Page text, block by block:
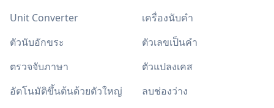
Unit Converter
เครื่องนับคำ
ตัวนับอักขระ
ตัวเลขเป็นคำ
ตรวจจับภาษา
ตัวแปลงเคส
อัตโนมัติขึ้นต้นด้วยตัวใหญ่
ลบช่องว่าง